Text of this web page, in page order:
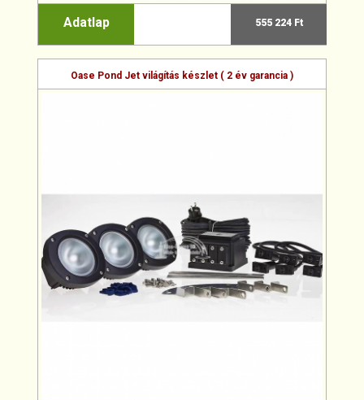
Adatlap 555 224 Ft
Oase Pond Jet világítás készlet ( 2 év garancia )